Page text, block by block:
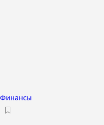
Финансы